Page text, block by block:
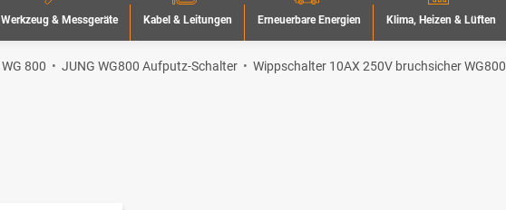
Werkzeug & Messgeräte Kabel & Leitungen Erneuerbare Energien Klima, Heizen & Lüften
WG 800 JUNG WG800 Aufputz-Schalter
Wippschalter 10AX 250V bruchsicher WG800